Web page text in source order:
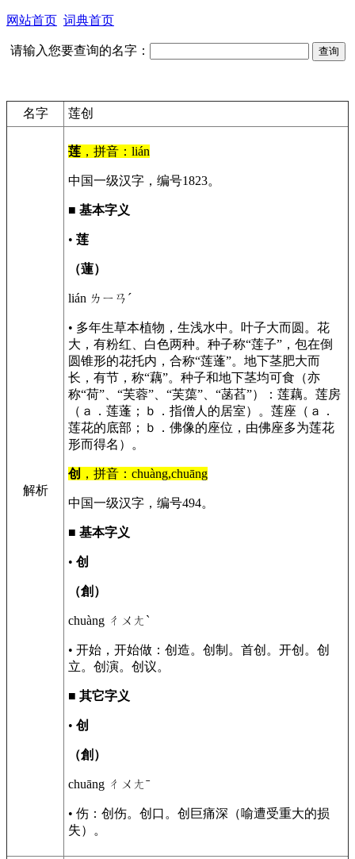
网站首页 词典首页
请输入您要查询的名字：
名字 莲创
解析
莲 ，拼音：lián
中国一级汉字，编号1823。
■ 基本字义
• 莲
（蓮）
lián ㄌㄧㄢˊ
• 多年生草本植物，生浅水中。叶子大而圆。花
大，有粉红、白色两种。种子称“莲子”，包在倒
圆锥形的花托内，合称“莲蓬”。地下茎肥大而
长，有节，称“藕”。种子和地下茎均可食（亦
称“荷”、“芙蓉”、“芙蕖”、“菡萏”）：莲藕。莲房
（ａ．莲蓬；ｂ．指僧人的居室）。莲座（ａ．
莲花的底部；ｂ．佛像的座位，由佛座多为莲花
形而得名）。
创 ，拼音：chuàng,chuāng
中国一级汉字，编号494。
■ 基本字义
• 创
（創）
chuàng ㄔㄨㄤˋ
• 开始，开始做：创造。创制。首创。开创。创
立。创演。创议。
■ 其它字义
• 创
（創）
chuāng ㄔㄨㄤˉ
• 伤：创伤。创口。创巨痛深（喻遭受重大的损
失）。